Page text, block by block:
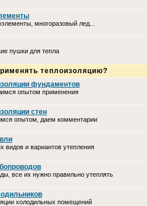
многоразовый лед...
пушки для тепла
теплоизоляцию?
фундаментов
опытом применения
стен
опытом, даем комментарии
видов и вариантов утепления
все их нужно правильно утеплять
холодильных помещений